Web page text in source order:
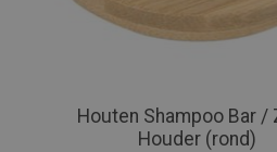
Houten Shampoo Bar /
Houder (rond)